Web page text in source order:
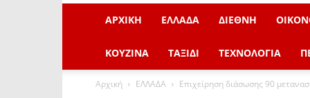
ΑΡΧΙΚΗ ΕΛΛΑΔΑ ΔΙΕΘΝΗ
ΚΟΥΖΙΝΑ ΤΑΞΙΔΙ ΤΕΧΝΟΛΟΓΙΑ
Αρχική ΕΛΛΑΔΑ Επιχείρηση διάσωσης 90